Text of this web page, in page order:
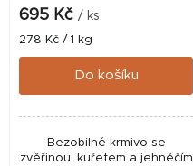
695 Kč / ks
Měrná
cena:
278 Kč / 1 kg
Do košíku
Bezobilné krmivo se
zvěřinou, kuřetem a jehněčím